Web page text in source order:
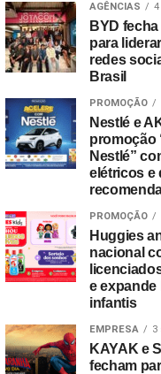
AGÊNCIAS
BYD
para
redes
Brasil
PROMOÇÃO
Nestlé e
promoção
Nestlé”
elétricos e
PROMOÇÃO
Huggies
nacional
e
infantis
EMPRESA 3
KAYAK e
fecham